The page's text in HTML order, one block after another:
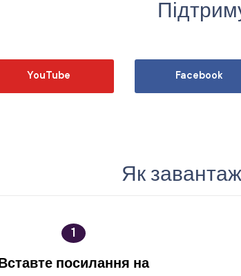
YouTube Facebook
Як
1
Вставте посилання на